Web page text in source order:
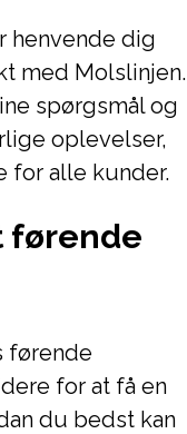
henvende dig
med Molslinjen.
spørgsmål og
oplevelser,
for alle kunder.
førende
førende
for at få en
du bedst kan